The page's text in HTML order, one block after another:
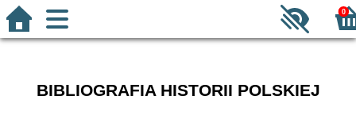
0
BIBLIOGRAFIA HISTORII POLSKIEJ